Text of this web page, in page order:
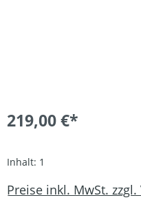
219,00 €*
Inhalt: 1
Preise inkl. MwSt.